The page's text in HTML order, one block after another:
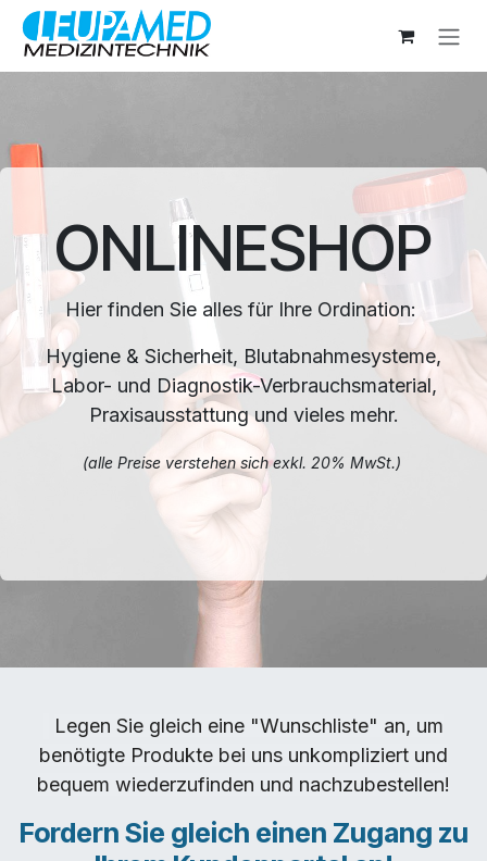
Zum Inhalt springen
ONLINESHOP
Hier finden Sie alles für Ihre Ordination:
Hygiene & Sicherheit, Blutabnahmesysteme,
Labor- und Diagnostik-Verbrauchsmaterial,
Praxisausstattung und vieles mehr.
(alle Preise verstehen sich exkl. 20% MwSt.)
Legen Sie gleich eine "Wunschliste" an, um
benötigte Produkte bei uns unkompliziert und
bequem wiederzufinden und nachzubestellen!
Fordern Sie gleich einen Zugang zu